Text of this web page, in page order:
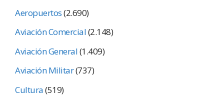
Aeropuertos(2.690)
Aviación Comercial(2.148)
Aviación General(1.409)
Aviación Militar(737)
Cultura(519)